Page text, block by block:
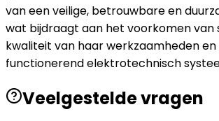
van een veilige, betrouwbare en
wat bijdraagt aan het voorkomen van
kwaliteit van haar werkzaamheden
functionerend elektrotechnisch
Veelgestelde vragen